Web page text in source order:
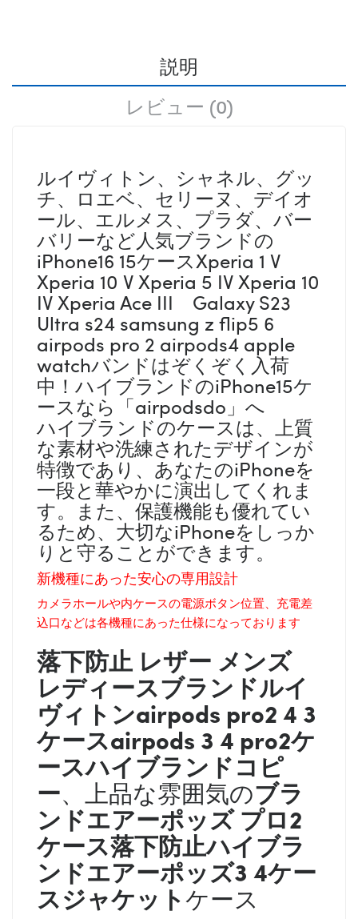
説明
レビュー (0)
ルイヴィトン、シャネル、グッ
チ、ロエベ、セリーヌ、デイオ
ール、エルメス、プラダ、バー
バリーなど人気ブランドの
iPhone16 15ケースXperia 1 V
Xperia 10 V Xperia 5 IV Xperia 10
IV Xperia Ace III Galaxy S23
Ultra s24 samsung z flip5 6
airpods pro 2 airpods4 apple
watchバンドはぞくぞく入荷
中！ハイブランドのiPhone15ケ
ースなら「airpodsdo」へ
ハイブランドのケースは、上質
な素材や洗練されたデザインが
特徴であり、あなたのiPhoneを
一段と華やかに演出してくれま
す。また、保護機能も優れてい
るため、大切なiPhoneをしっか
りと守ることができます。
新機種にあった安心の専用設計
カメラホールや内ケースの電源ボタン位置、充電差
込口などは各機種にあった仕様になっております
落下防止 レザー メンズ
レディースブランドルイ
ヴィトンairpods pro2 4 3
ケースairpods 3 4 pro2ケ
ースハイブランドコピ
ー、上品な雰囲気のブラ
ンドエアーポッズ プロ2
ケース落下防止ハイブラ
ンドエアーポッズ3 4ケー
スジャケットケース